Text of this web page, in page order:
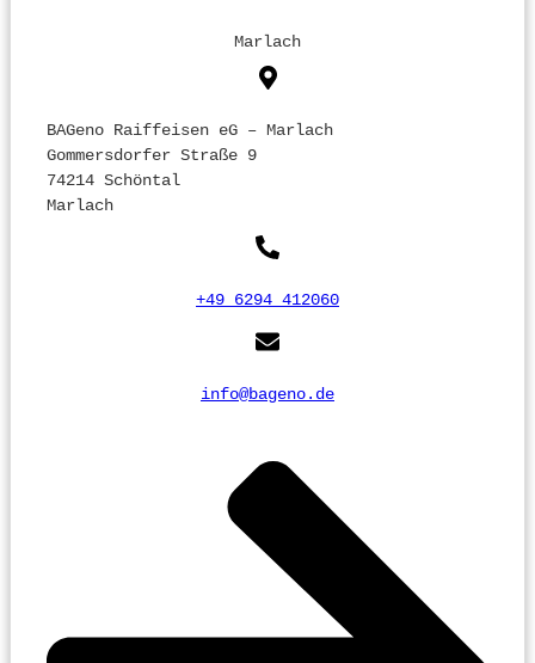
Marlach
BAGeno Raiffeisen eG – Marlach
Gommersdorfer Straße 9
74214 Schöntal
Marlach
+49 6294 412060
info@bageno.de